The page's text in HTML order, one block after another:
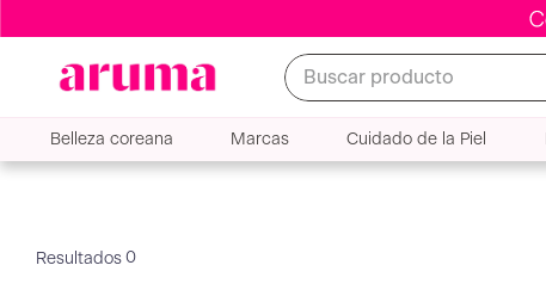
Buscar producto
Belleza coreana Marcas Cuidado de la Piel
0